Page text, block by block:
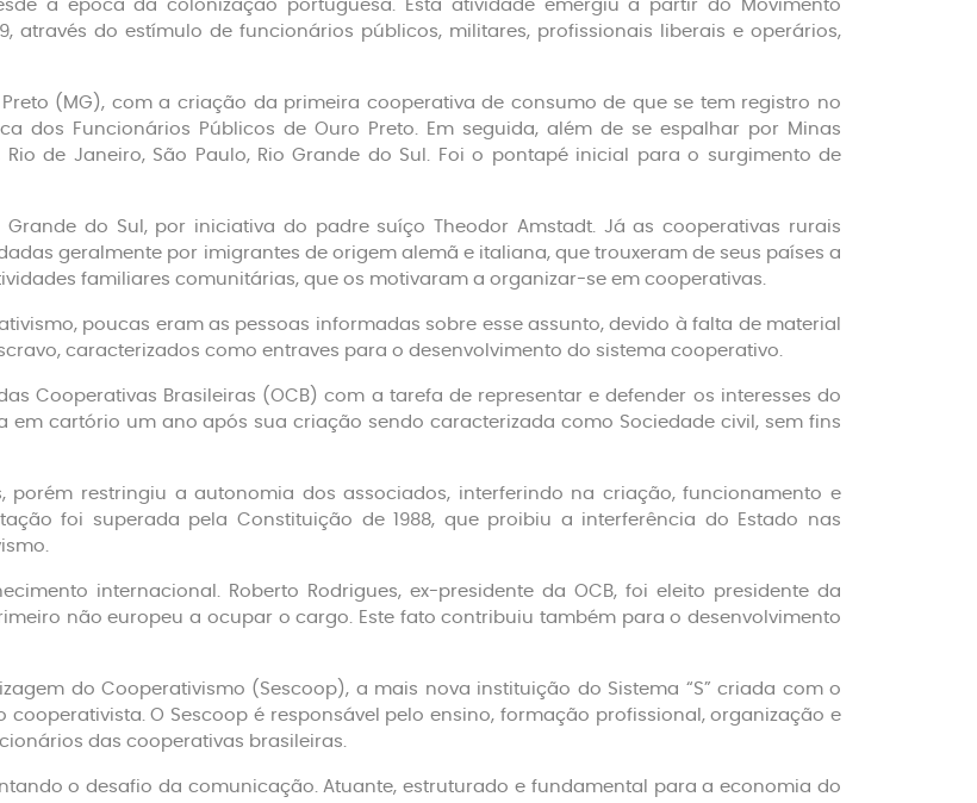
a época da colonização portuguesa. Esta atividade emergiu a partir do Movimento
através do estímulo de funcionários públicos, militares, profissionais liberais e operários,
(MG), com a criação da primeira cooperativa de consumo de que se tem registro no
dos Funcionários Públicos de Ouro Preto. Em seguida, além de se espalhar por Minas
de Janeiro, São Paulo, Rio Grande do Sul. Foi o pontapé inicial para o surgimento de
do Sul, por iniciativa do padre suíço Theodor Amstadt. Já as cooperativas rurais
geralmente por imigrantes de origem alemã e italiana, que trouxeram de seus países a
familiares comunitárias, que os motivaram a organizar-se em cooperativas.
poucas eram as pessoas informadas sobre esse assunto, devido à falta de material
caracterizados como entraves para o desenvolvimento do sistema cooperativo.
Cooperativas Brasileiras (OCB) com a tarefa de representar e defender os interesses do
em cartório um ano após sua criação sendo caracterizada como Sociedade civil, sem fins
porém restringiu a autonomia dos associados, interferindo na criação, funcionamento e
foi superada pela Constituição de 1988, que proibiu a interferência do Estado nas
internacional. Roberto Rodrigues, ex-presidente da OCB, foi eleito presidente da
não europeu a ocupar o cargo. Este fato contribuiu também para o desenvolvimento
do Cooperativismo (Sescoop), a mais nova instituição do Sistema “S” criada com o
O Sescoop é responsável pelo ensino, formação profissional, organização e
das cooperativas brasileiras.
o desafio da comunicação. Atuante, estruturado e fundamental para a economia do